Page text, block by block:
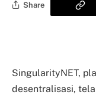
Share
SingularityNET,
desentralisasi,